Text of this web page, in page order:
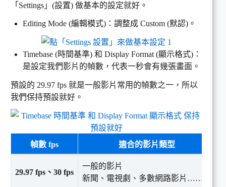
「Settings」(設置) 做基本的設定就好。
Editing Mode (編輯模式)：調整成 Custom (默認)。
Timebase (時間基準) 和 Display Format (顯示格式)：
是設定我們影片的幀數，代表一秒會有幾張畫面。
預設的 29.97 fps 就是一般影片常用的幀數之一，所以
我們保持預設就好。
幀數 fps 適合的影片類型
29.97 fps、30 fps
一般的影片
新聞、電視劇、多數網路影片……